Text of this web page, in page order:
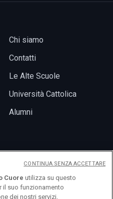
Chi siamo
Contatti
Le Alte Scuole
Università Cattolica
Alumni
Cuore utilizza su questo
il suo funzionamento
dei nostri servizi,
CONTINUA SENZA ACCETTARE